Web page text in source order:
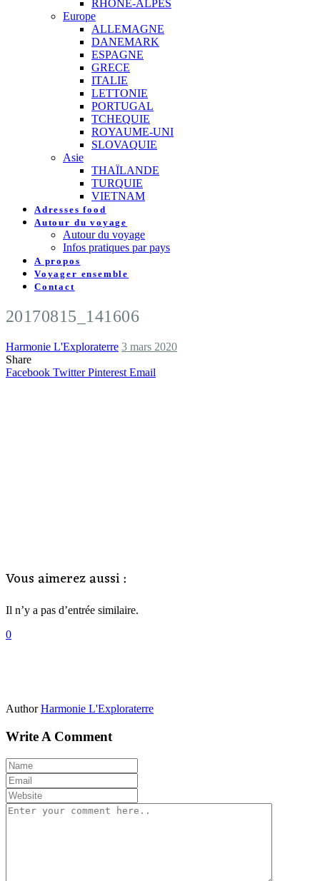
RHÔNE-ALPES
Europe
ALLEMAGNE
DANEMARK
ESPAGNE
GRECE
ITALIE
LETTONIE
PORTUGAL
TCHEQUIE
ROYAUME-UNI
SLOVAQUIE
Asie
THAÏLANDE
TURQUIE
VIETNAM
Adresses food
Autour du voyage
Autour du voyage
Infos pratiques par pays
A propos
Voyager ensemble
Contact
20170815_141606
Harmonie L'Exploraterre 3 mars 2020
Share
Facebook Twitter Pinterest Email
Vous aimerez aussi :
Il n’y a pas d’entrée similaire.
0
Author Harmonie L'Exploraterre
Write A Comment